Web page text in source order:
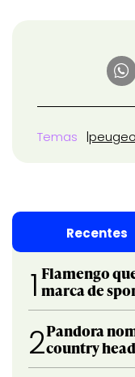
Temas
Recentes
1 Flamengo
marca de
2Pandora
country head